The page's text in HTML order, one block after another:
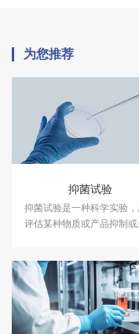
为您推荐
抑菌试验
抑菌试验是一种科学实验
评估某种物质或产品抑制或
产品抑菌试验服务，具备
CNAS资质认证.